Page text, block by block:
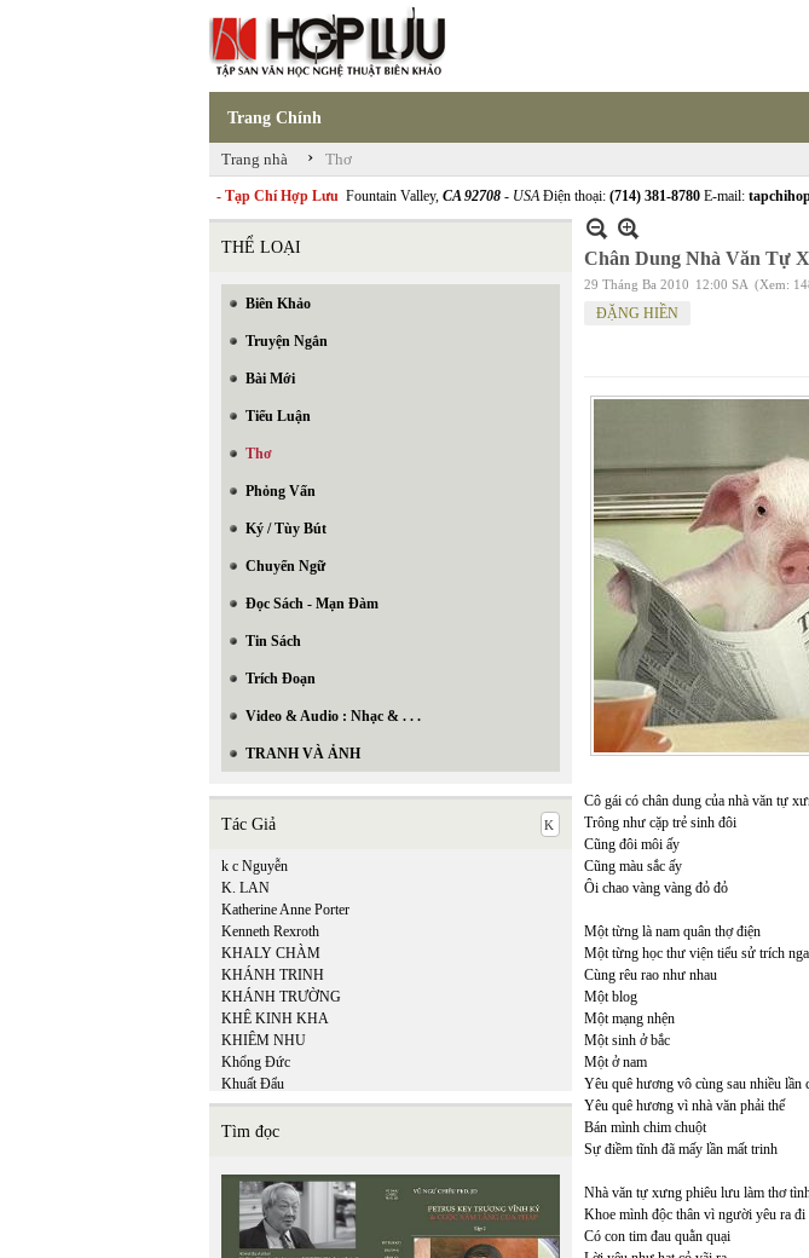
Trang Chính
Trang nhà › Thơ
- Tạp Chí Hợp Lưu Fountain Valley, CA 92708 - USAĐiện thoại: (714) 381-8780 E-mail:
THỂ LOẠI
Biên Khảo
Truyện Ngắn
Bài Mới
Tiểu Luận
Thơ
Phỏng Vấn
Ký / Tùy Bút
Chuyển Ngữ
Đọc Sách - Mạn Đàm
Tin Sách
Trích Đoạn
Video & Audio : Nhạc & . . .
TRANH VÀ ẢNH
Tác Giả
k c Nguyễn
K. LAN
Katherine Anne Porter
Kenneth Rexroth
KHALY CHÀM
KHÁNH TRINH
KHÁNH TRƯỜNG
KHÊ KINH KHA
KHIÊM NHU
Khổng Đức
Khuất Đẩu
Khuyết Danh
Kiệm Hoàng
Kiều Thị An Giang
KIM LONG
Kim Nhung
Kim Tuấn
Tìm đọc
Chân Dung Nhà Văn Tự
29 Tháng Ba 2010 12:00 SA (Xem:
ĐẶNG HIỀN
Cô gái có chân dung của nhà văn tự
Trông như cặp trẻ sinh đôi
Cũng đôi môi ấy
Cũng màu sắc ấy
Ôi chao vàng vàng đỏ đỏ
Một từng là nam quân thợ điện
Một từng học thư viện tiểu sử trích
Cùng rêu rao như nhau
Một blog
Một mạng nhện
Một sinh ở bắc
Một ở nam
Yêu quê hương vô cùng sau nhiều lần
Yêu quê hương vì nhà văn phải thế
Bán mình chim chuột
Sự điềm tĩnh đã mấy lần mất trinh
Nhà văn tự xưng phiêu lưu làm thơ
Khoe mình độc thân vì người yêu ra đi
Có con tim đau quằn quại